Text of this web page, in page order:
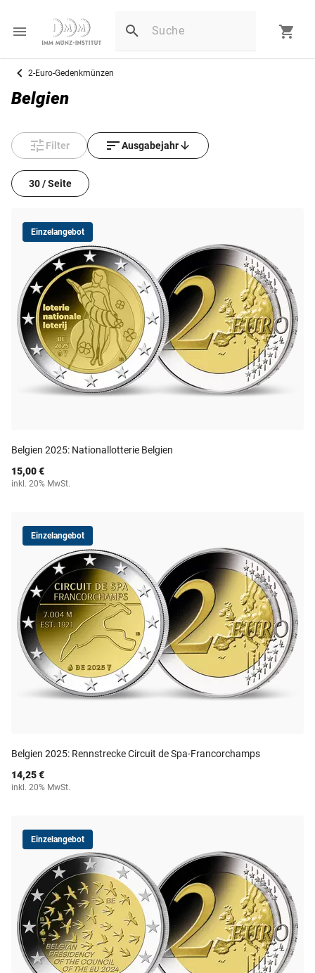
2-Euro-Gedenkmünzen
Belgien
Filter Ausgabejahr
30 / Seite
Einzelangebot
Belgien 2025: Nationallotterie Belgien
15,00 €
inkl. 20% MwSt.
Einzelangebot
Belgien 2025: Rennstrecke Circuit de Spa-Francorchamps
14,25 €
inkl. 20% MwSt.
Einzelangebot